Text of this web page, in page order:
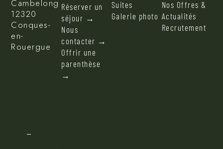
Cambelong
12320
Conques-
en-
Rouergue
Réserver un
séjour →
Nous
contacter →
Offrir une
parenthèse
→
Suites
Galerie photo
Nos Offres &
Actualités
Recrutement